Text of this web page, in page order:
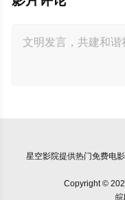
星空影院提供热门免费电
Copyright ©